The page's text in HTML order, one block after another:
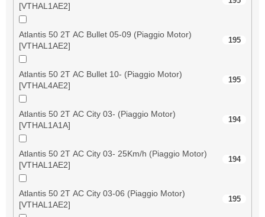
[VTHAL1AE2]
Atlantis 50 2T AC Bullet 05-09 (Piaggio Motor)
[VTHAL1AE2]
195
Atlantis 50 2T AC Bullet 10- (Piaggio Motor)
[VTHAL4AE2]
195
Atlantis 50 2T AC City 03- (Piaggio Motor)
[VTHAL1A1A]
194
Atlantis 50 2T AC City 03- 25Km/h (Piaggio Motor)
[VTHAL1AE2]
194
Atlantis 50 2T AC City 03-06 (Piaggio Motor)
[VTHAL1AE2]
195